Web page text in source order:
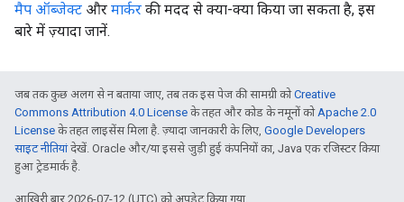
मैप ऑब्जेक्ट और मार्कर की मदद से क्या-क्या किया जा सकता है, इस
बारे में ज़्यादा जानें.
जब तक कुछ अलग से न बताया जाए, तब तक इस पेज की सामग्री कोCreative
Commons Attribution 4.0 License के तहत और कोड के नमूनों कोApache 2.0
License के तहत लाइसेंस मिला है. ज़्यादा जानकारी के लिए, Google Developers
साइट नीतियांदेखें. Oracle और/या इससे जुड़ी हुई कंपनियों का, Java एक रजिस्टर किया
हुआ ट्रेडमार्क है.
आखिरी बार 2026-07-12 (UTC) को अपडेट किया गया.